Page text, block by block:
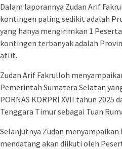
Dalam laporannya Zudan Arif
kontingen paling sedikit adalah
yang hanya mengirimkan 1
kontingen terbanyak adalah
atlit.
Zudan Arif Fakrulloh
Pemerintah Sumatera Selatan
PORNAS KORPRI XVII tahun 2025
Tenggara Timur sebagai Tuan
Selanjutnya Zudan menyampaikan
mendatang akan diikuti oleh